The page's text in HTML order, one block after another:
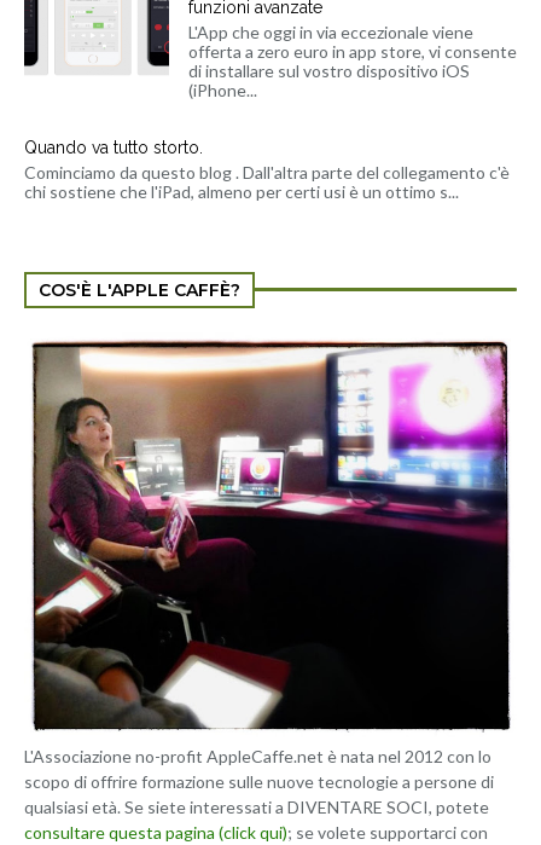
funzioni avanzate
L'App che oggi in via eccezionale viene
offerta a zero euro in app store, vi consente
di installare sul vostro dispositivo iOS
(iPhone...
Quando va tutto storto.
Cominciamo da questo blog . Dall'altra parte del collegamento c'è
chi sostiene che l'iPad, almeno per certi usi è un ottimo s...
COS'È L'APPLE CAFFÈ?
L'Associazione no-profit AppleCaffe.net è nata nel 2012 con lo
scopo di offrire formazione sulle nuove tecnologie a persone di
qualsiasi età. Se siete interessati a DIVENTARE SOCI, potete
consultare questa pagina (click qui); se volete supportarci con